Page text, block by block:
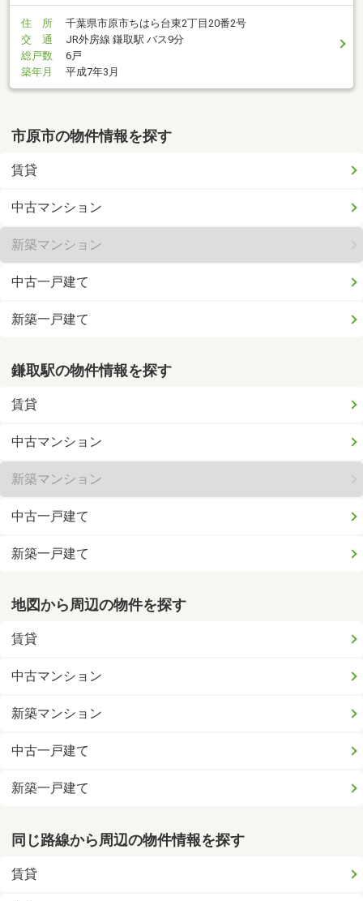
住 所
千葉県市原市ちはら台東2丁目20番2号
交 通
JR外房線 鎌取駅 バス9分
総戸数
6戸
築年月
平成7年3月
市原市の物件情報を探す
賃貸
中古マンション
新築マンション
中古一戸建て
新築一戸建て
鎌取駅の物件情報を探す
賃貸
中古マンション
新築マンション
中古一戸建て
新築一戸建て
地図から周辺の物件を探す
賃貸
中古マンション
新築マンション
中古一戸建て
新築一戸建て
同じ路線から周辺の物件情報を探す
賃貸